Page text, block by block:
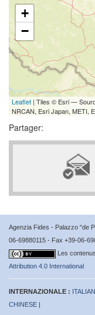
+
−
Leaflet | Tiles © Esri —
NRCAN, Esri Japan, METI,
Partager:
Agenzia Fides - Palazzo “de
06-69880115 - Fax +39-06-
Les
Attribution 4.0 International
INTERNAZIONALE :
CHINESE |